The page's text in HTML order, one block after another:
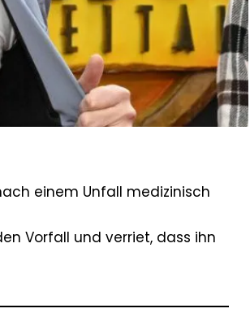
einem Unfall medizinisch
Vorfall und verriet, dass ihn